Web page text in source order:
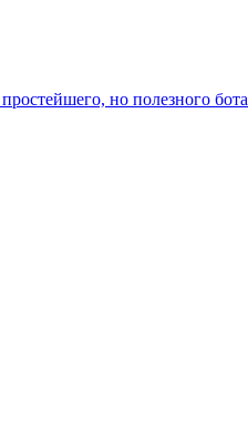
но полезного бота